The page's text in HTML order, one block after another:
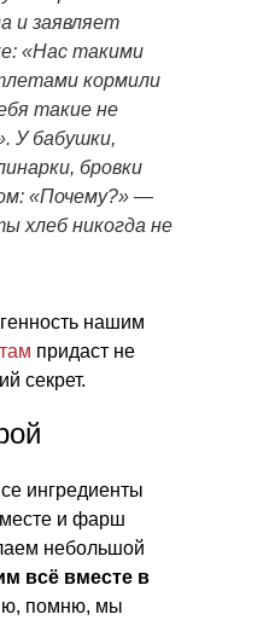
и заявляет
«Нас такими
кормили
такие не
У бабушки,
бровки
«Почему?» —
хлеб никогда не
нашим
придаст не
секрет.
ингредиенты
и фарш
небольшой
всё вместе в
помню, мы